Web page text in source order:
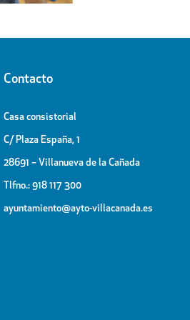
Contacto
Casa consistorial
C/ Plaza España, 1
28691 – Villanueva de la Cañada
Tlfno.: 918 117 300
ayuntamiento@ayto-villacanada.es